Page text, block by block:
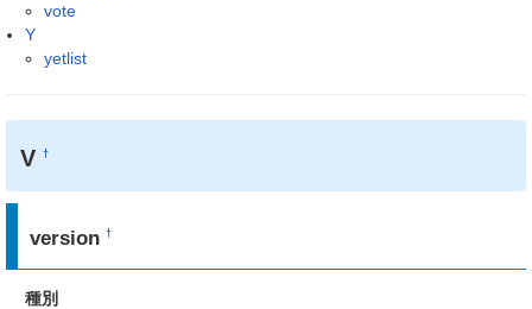
vote
Y
yetlist
V†
version†
種別